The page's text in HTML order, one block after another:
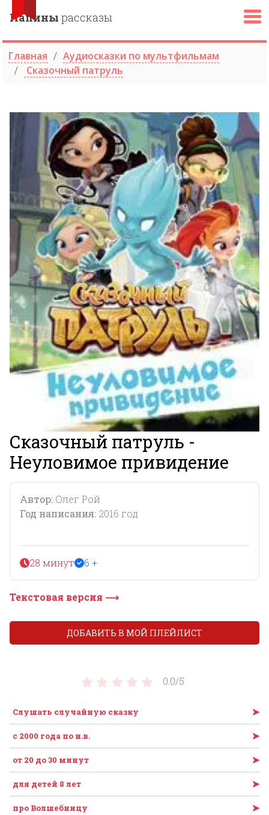
Папины рассказы
Главная
Аудиосказки по мультфильмам
Сказочный патруль
Сказочный патруль -
Неуловимое привидение
Автор: Олег Рой
Год написания: 2016 год
28 минут 6 +
Текстовая версия ⟶
0.0/5
Слушать случайную сказку ➤
c 2000 года по н.в. ➤
от 20 до 30 минут ➤
для детей 8 лет ➤
про Волшебницу ➤
ДОБАВИТЬ В МОЙ ПЛЕЙЛИСТ